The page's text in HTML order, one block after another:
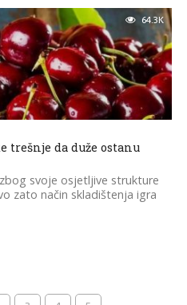
64.3K
trešnje da duže ostanu
svoje osjetljive strukture
zato način skladištenja igra